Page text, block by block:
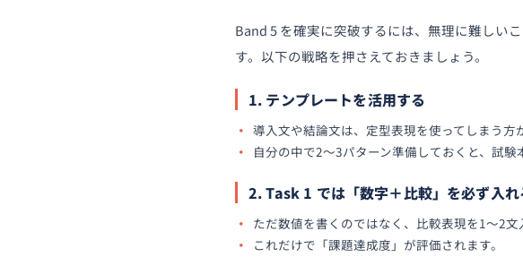
Band 5 を確実に突破するには、無理に難しい
す。以下の戦略を押さえておきましょう。
1. テンプレートを活用する
導入文や結論文は、定型表現を使ってしまう
自分の中で2〜3パターン準備しておくと、試験
2. Task 1 では「数字＋比較」を必ず入れ
ただ数値を書くのではなく、比較表現を1〜2
これだけで「課題達成度」が評価されます。